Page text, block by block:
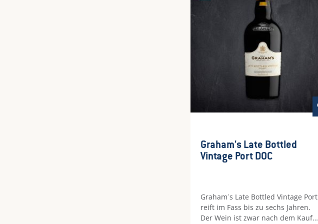
Graham's Late Bottled
Vintage Port DOC
Graham´s Late Bottled Vintage Port
reift im Fass bis zu sechs Jahren.
Der Wein ist zwar nach dem Kauf